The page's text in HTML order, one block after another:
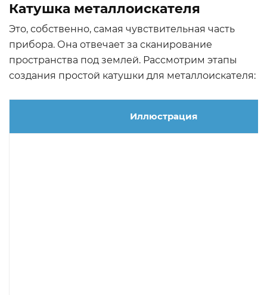
Катушка металлоискателя
Это, собственно, самая чувствительная часть
прибора. Она отвечает за сканирование
пространства под землей. Рассмотрим этапы
создания простой катушки для металлоискателя:
Иллюстрация